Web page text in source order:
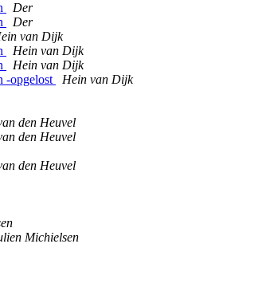
Der
Der
van Dijk
Hein van Dijk
Hein van Dijk
-opgelost
Hein van Dijk
den Heuvel
den Heuvel
den Heuvel
Michielsen